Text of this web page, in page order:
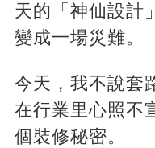
天的「神仙設計
變成一場災難。
今天，我不說
在行業里心照不
個裝修秘密。